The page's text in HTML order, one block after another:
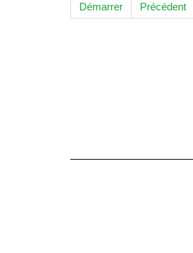
Démarrer Précédent